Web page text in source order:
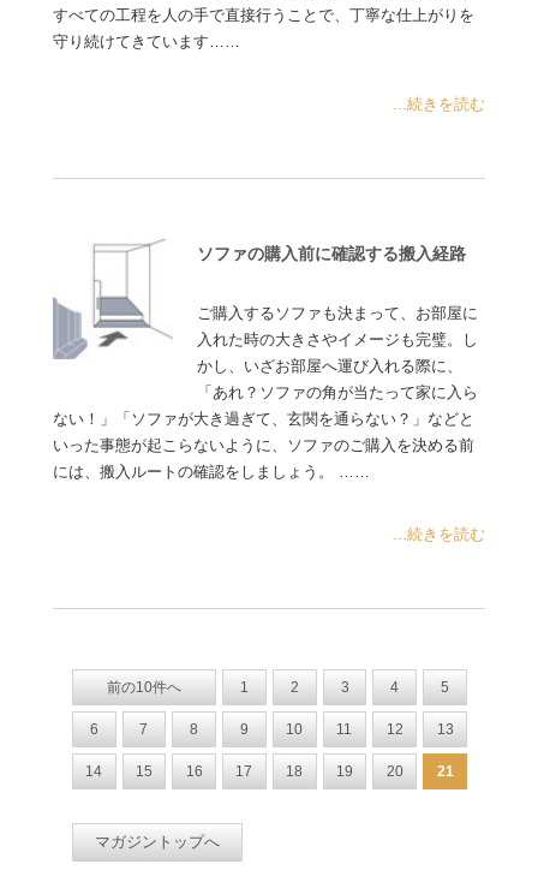
すべての工程を人の手で直接行うことで、丁寧な仕上がりを
守り続けてきています……
...続きを読む
ソファの購入前に確認する搬入経路
ご購入するソファも決まって、お部屋に
入れた時の大きさやイメージも完璧。し
かし、いざお部屋へ運び入れる際に、
「あれ？ソファの角が当たって家に入ら
ない！」「ソファが大き過ぎて、玄関を通らない？」などと
いった事態が起こらないように、ソファのご購入を決める前
には、搬入ルートの確認をしましょう。 ……
...続きを読む
前の10件へ 1 2 3 4 5
6 7 8 9 10 11 12 13
14 15 16 17 18 19 20 21
マガジントップへ